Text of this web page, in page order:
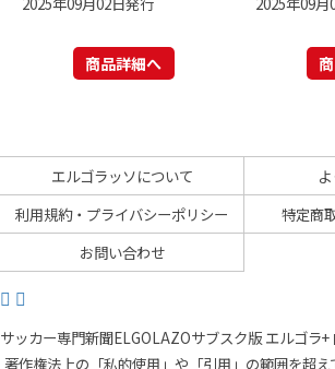
商品詳細へ
エルゴラッソについて
利用規約・プライバシーポリシー
特定商
お問い合わせ
サッカー専門新聞ELGOLAZOサブスク版 エルゴラ
著作権法上の「私的使用」や「引用」の範囲を超